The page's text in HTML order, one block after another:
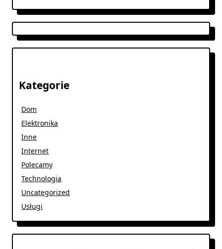
Kategorie
Dom
Elektronika
Inne
Internet
Polecamy
Technologia
Uncategorized
Usługi